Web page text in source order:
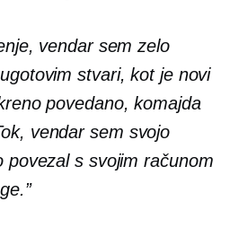
vendar sem zelo
stvari, kot je novi
povedano, komajda
vendar sem svojo
povezal s svojim računom